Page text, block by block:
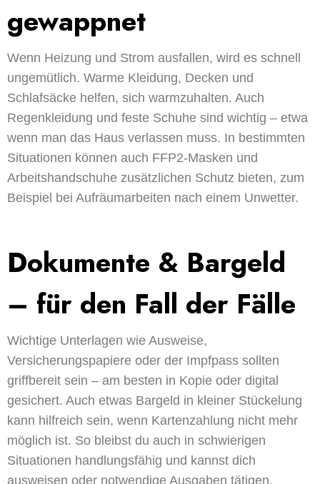
gewappnet
Wenn Heizung und Strom ausfallen, wird es schnell
ungemütlich. Warme Kleidung, Decken und
Schlafsäcke helfen, sich warmzuhalten. Auch
Regenkleidung und feste Schuhe sind wichtig – etwa
wenn man das Haus verlassen muss. In bestimmten
Situationen können auch FFP2-Masken und
Arbeitshandschuhe zusätzlichen Schutz bieten, zum
Beispiel bei Aufräumarbeiten nach einem Unwetter.
Dokumente & Bargeld
– für den Fall der Fälle
Wichtige Unterlagen wie Ausweise,
Versicherungspapiere oder der Impfpass sollten
griffbereit sein – am besten in Kopie oder digital
gesichert. Auch etwas Bargeld in kleiner Stückelung
kann hilfreich sein, wenn Kartenzahlung nicht mehr
möglich ist. So bleibst du auch in schwierigen
Situationen handlungsfähig und kannst dich
ausweisen oder notwendige Ausgaben tätigen.